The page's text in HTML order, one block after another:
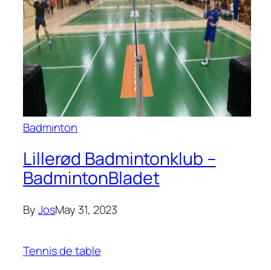
Badminton
Lillerød Badmintonklub –
BadmintonBladet
ByJosMay 31, 2023
Tennis de table